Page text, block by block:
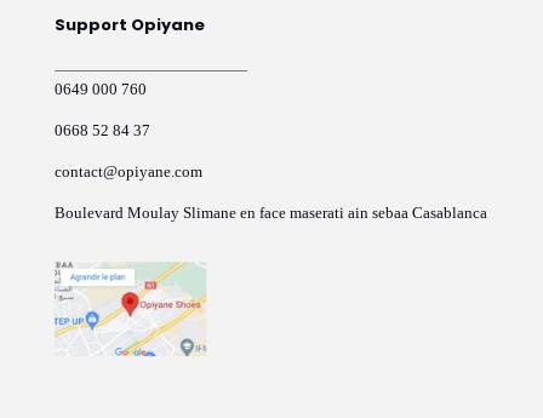
Support Opiyane
0649 000 760
0668 52 84 37
contact@opiyane.com
Boulevard Moulay Slimane en face maserati ain sebaa Casablanca